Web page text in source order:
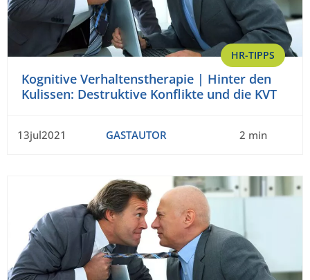
HR-TIPPS
Kognitive Verhaltenstherapie | Hinter den
Kulissen: Destruktive Konflikte und die KVT
13jul2021 GASTAUTOR 2 min